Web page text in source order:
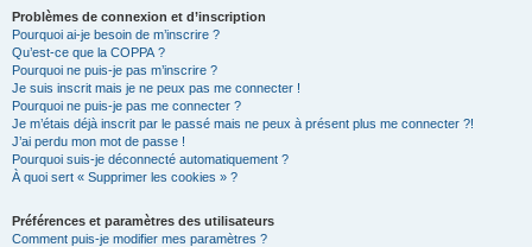
Problèmes de connexion et d’inscription
Pourquoi ai-je besoin de m’inscrire ?
Qu’est-ce que la COPPA ?
Pourquoi ne puis-je pas m’inscrire ?
Je suis inscrit mais je ne peux pas me connecter !
Pourquoi ne puis-je pas me connecter ?
Je m’étais déjà inscrit par le passé mais ne peux à présent plus me connecter ?!
J’ai perdu mon mot de passe !
Pourquoi suis-je déconnecté automatiquement ?
À quoi sert « Supprimer les cookies » ?
Préférences et paramètres des utilisateurs
Comment puis-je modifier mes paramètres ?